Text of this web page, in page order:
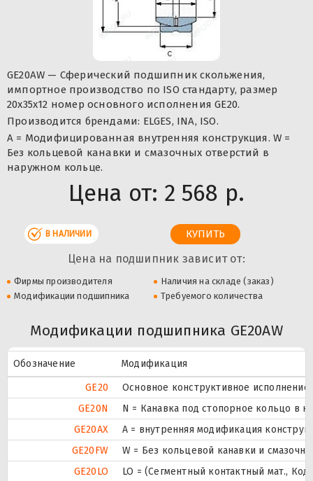
GE20AW — Сферический подшипник скольжения,
импортное производство по ISO стандарту, размер
20x35x12 номер основного исполнения GE20.
Производится брендами: ELGES, INA, ISO.
A = Модифицированная внутренняя конструкция. W =
Без кольцевой канавки и смазочных отверстий в
наружном кольце.
Цена от: 2 568 р.
В НАЛИЧИИ
Цена на подшипник зависит от:
Фирмы производителя
Наличия на складе (заказ)
Модификации подшипника
Требуемого количества
Модификации подшипника GE20AW
Обозначение
Модификация
GE20
Основное конструктивное исполнение.
GE20N
N = Канавка под стопорное кольцо в
GE20AX
A = внутренняя модификация
GE20FW
W = Без кольцевой канавки и
GE20LO
LO = (Сегментный контактный мат.,